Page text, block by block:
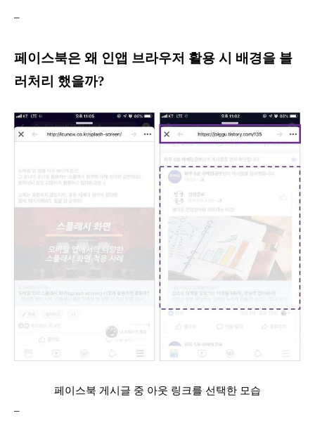
–
페이스북은 왜 인앱 브라우저 활용 시 배경을 블
러처리 했을까?
페이스북 게시글 중 아웃 링크를 선택한 모습
–